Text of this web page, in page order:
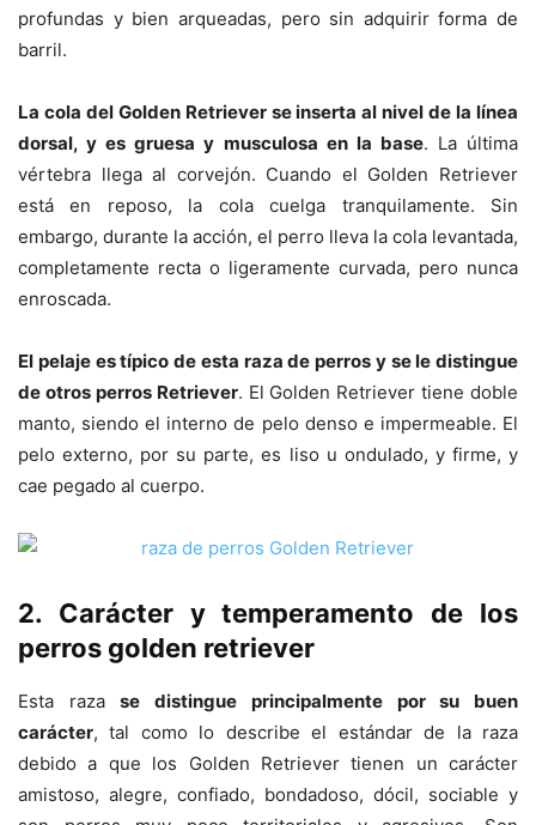
profundas y bien arqueadas, pero sin adquirir forma de
barril.
La cola del Golden Retriever se inserta al nivel de la línea
dorsal, y es gruesa y musculosa en la base. La última
vértebra llega al corvejón. Cuando el Golden Retriever
está en reposo, la cola cuelga tranquilamente. Sin
embargo, durante la acción, el perro lleva la cola levantada,
completamente recta o ligeramente curvada, pero nunca
enroscada.
El pelaje es típico de esta raza de perros y se le distingue
de otros perros Retriever. El Golden Retriever tiene doble
manto, siendo el interno de pelo denso e impermeable. El
pelo externo, por su parte, es liso u ondulado, y firme, y
cae pegado al cuerpo.
2. Carácter y temperamento de los
perros golden retriever
Esta razase distingue principalmente por su buen
carácter, tal como lo describe el estándar de la raza
debido a que los Golden Retriever tienen un carácter
amistoso, alegre, confiado, bondadoso, dócil, sociable y